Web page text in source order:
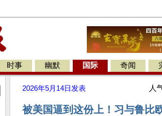
时事 幽默 国际 奇闻
2026年5月14日 发表 人
被美国逼到这份上！习与鲁比